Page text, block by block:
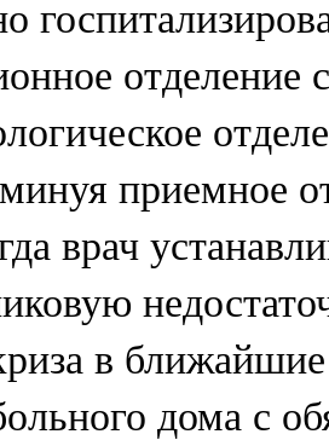
отделение
приемное
врач
в
дома с